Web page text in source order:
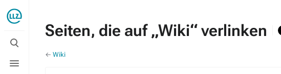
Suche
umschalten
umschalten
Seiten, die auf „Wiki“ verlinken
← Wiki